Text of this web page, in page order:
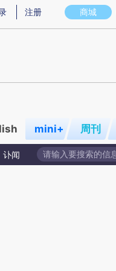
图存在偏差。不代表财新观点和
商城
注册
mini+ 周刊
讣闻